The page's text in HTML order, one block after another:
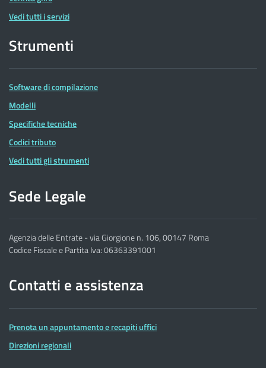
Vedi tutti i servizi
Strumenti
Software di compilazione
Modelli
Specifiche tecniche
Codici tributo
Vedi tutti gli strumenti
Sede Legale
Agenzia delle Entrate - via Giorgione n. 106, 00147 Roma
Codice Fiscale e Partita Iva: 06363391001
Contatti e assistenza
Prenota un appuntamento e recapiti uffici
Direzioni regionali